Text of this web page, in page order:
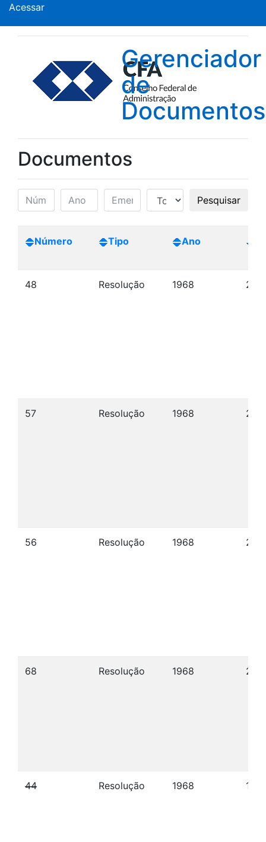
Acessar
Gerenciador
de
Documentos
Documentos
Pesquisar
Número Tipo Ano
48 Resolução 1968 28/
57 Resolução 1968 26/
56 Resolução 1968 26/
68 Resolução 1968 23/
44 Resolução 1968 18/